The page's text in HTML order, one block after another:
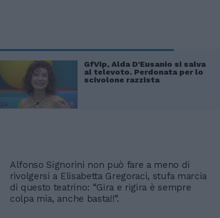
GfVip, Alda D'Eusanio si salva
al televoto. Perdonata per lo
scivolone razzista
Alfonso Signorini non può fare a meno di
rivolgersi a Elisabetta Gregoraci, stufa marcia
di questo teatrino: “Gira e rigira è sempre
colpa mia, anche basta!!”.